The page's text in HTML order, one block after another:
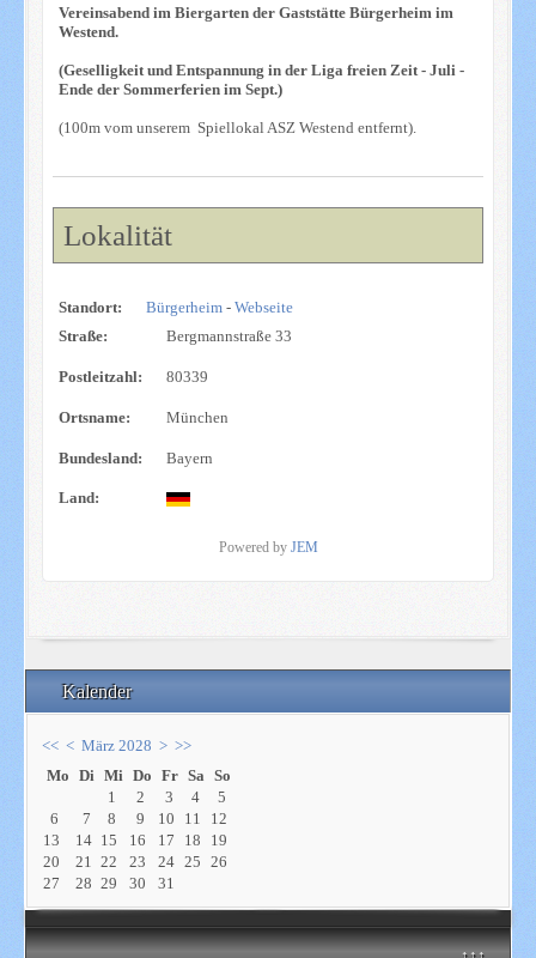
Kalender
<< < März 2028 > >>
Mo Di Mi Do Fr Sa So
1
2 3 4
5
6
7 8 9 10 11
12
13
14 15 16 17 18
19
20
21 22 23 24 25
26
27
28 29 30 31
Vereinsabend im Biergarten der Gaststätte Bürgerheim im
Westend.
(Geselligkeit und Entspannung in der Liga freien Zeit - Juli -
Ende der Sommerferien im Sept.)
(100m vom unserem Spiellokal ASZ Westend entfernt).
Lokalität
Standort: Bürgerheim- Webseite
Straße:
Bergmannstraße 33
Postleitzahl: 80339
Ortsname: München
Bundesland: Bayern
Land:
Powered by JEM